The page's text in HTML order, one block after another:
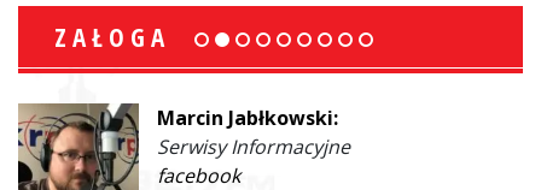
ZAŁOGA
Marcin Jabłkowski:
Serwisy Informacyjne
facebook